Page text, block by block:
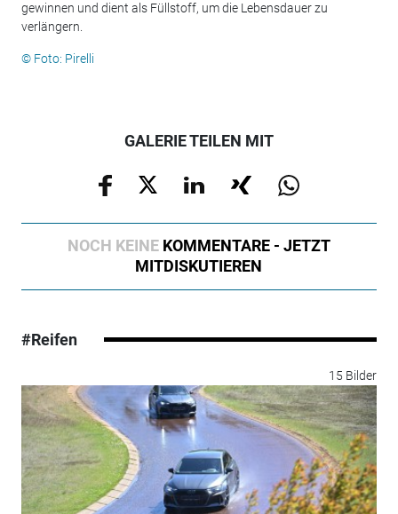
gewinnen und dient als Füllstoff, um die Lebensdauer zu
verlängern.
© Foto: Pirelli
GALERIE TEILEN MIT
NOCH KEINE KOMMENTARE - JETZT
MITDISKUTIEREN
#Reifen
15 Bilder